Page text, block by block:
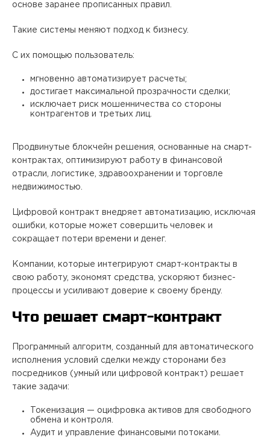
основе заранее прописанных правил.
Такие системы меняют подход к бизнесу.
С их помощью пользователь:
мгновенно автоматизирует расчеты;
достигает максимальной прозрачности сделки;
исключает риск мошенничества со стороны
контрагентов и третьих лиц.
Продвинутые блокчейн решения, основанные на смарт-
контрактах, оптимизируют работу в финансовой
отрасли, логистике, здравоохранении и торговле
недвижимостью.
Цифровой контракт внедряет автоматизацию, исключая
ошибки, которые может совершить человек и
сокращает потери времени и денег.
Компании, которые интегрируют смарт-контракты в
свою работу, экономят средства, ускоряют бизнес-
процессы и усиливают доверие к своему бренду. ​
Что решает смарт-контракт
Программный алгоритм, созданный для автоматического
исполнения условий сделки между сторонами без
посредников (умный или цифровой контракт) решает
такие задачи: ​
Токенизация — оцифровка активов для свободного
обмена и контроля.
Аудит и управление финансовыми потоками.